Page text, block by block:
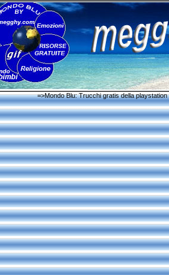
=>Mondo Blu: Trucchi gratis della